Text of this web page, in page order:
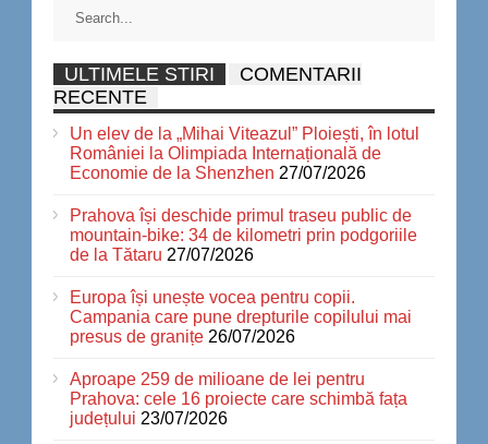
ULTIMELE STIRI
COMENTARII
RECENTE
Un elev de la „Mihai Viteazul” Ploiești, în lotul
României la Olimpiada Internațională de
Economie de la Shenzhen 27/07/2026
Prahova își deschide primul traseu public de
mountain-bike: 34 de kilometri prin podgoriile
de la Tătaru 27/07/2026
Europa își unește vocea pentru copii.
Campania care pune drepturile copilului mai
presus de granițe 26/07/2026
Aproape 259 de milioane de lei pentru
Prahova: cele 16 proiecte care schimbă fața
județului 23/07/2026